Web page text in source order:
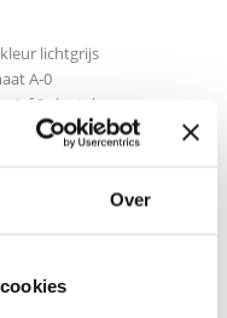
Over
lichtgrijs
A-0
2 sleutels
geleiding.